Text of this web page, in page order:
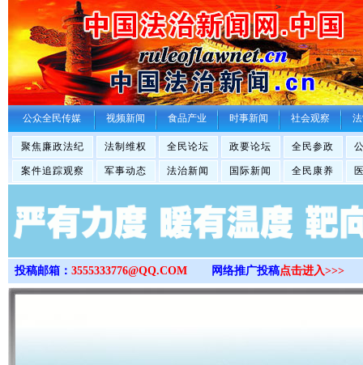
>
公众全民传媒 视频新闻 食品产业 时事新闻 社会观察
聚焦廉政法纪 法制维权 全民论坛 政要论坛 全民参政
案件追踪观察 军事动态 法治新闻 国际新闻 全民康养
投稿邮箱： 3555333776@QQ.COM 网络推广投稿点击进入>>>